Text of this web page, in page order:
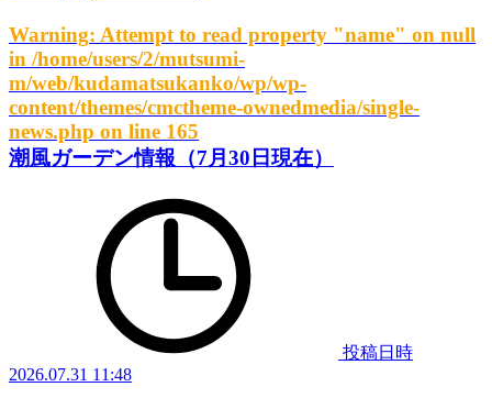
Warning: Attempt to read property "name" on null
in /home/users/2/mutsumi-
m/web/kudamatsukanko/wp/wp-
content/themes/cmctheme-ownedmedia/single-
news.php on line 165
潮風ガーデン情報（7月30日現在）
投稿日時
2026.07.31 11:48